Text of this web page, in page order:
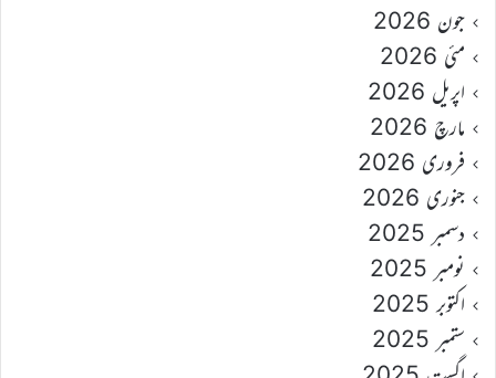
جون 2026
مئی 2026
اپریل 2026
مارچ 2026
فروری 2026
جنوری 2026
دسمبر 2025
نومبر 2025
اکتوبر 2025
ستمبر 2025